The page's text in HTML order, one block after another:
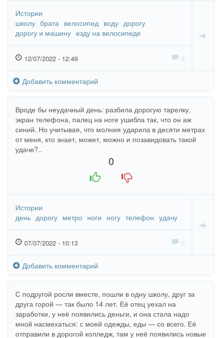
Истории
школу брата велосипед воду дорогу
дорогу и машину езду на велосипеде
12/07/2022 - 12:49 0
Добавить комментарий
Вроде бы неудачный день: разбила дорогую тарелку,
экран телефона, палец на ноге ушибла так, что он аж
синий. Но учитывая, что молния ударила в десяти метрах
от меня, кто знает, может, можно и позавидовать такой
удаче?..
0
Истории
день дорогу метро ноги ногу телефон удачу
07/07/2022 - 10:13 0
Добавить комментарий
С подругой росли вместе, пошли в одну школу, друг за
друга горой — так было 14 лет. Её отец уехал на
заработки, у неё появились деньги, и она стала надо
мной насмехаться: с моей одежды, еды — со всего. Её
отправили в дорогой колледж, там у неё появились новые